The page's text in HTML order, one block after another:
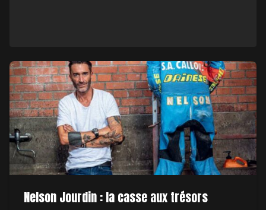
Nelson Jourdin : la casse aux trésors